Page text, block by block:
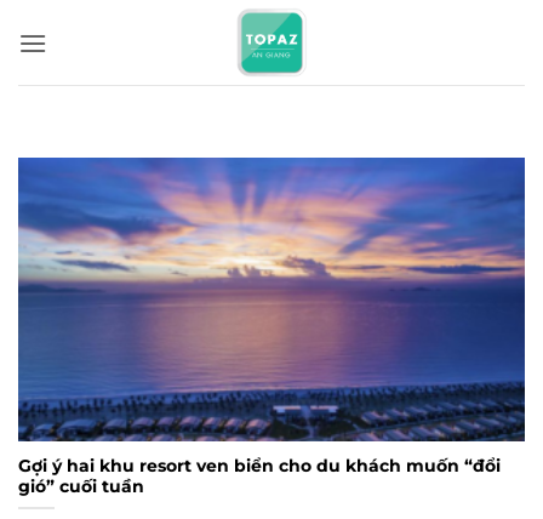
qua
Gợi ý hai khu resort ven biển cho du khách muốn “đổi
gió” cuối tuần